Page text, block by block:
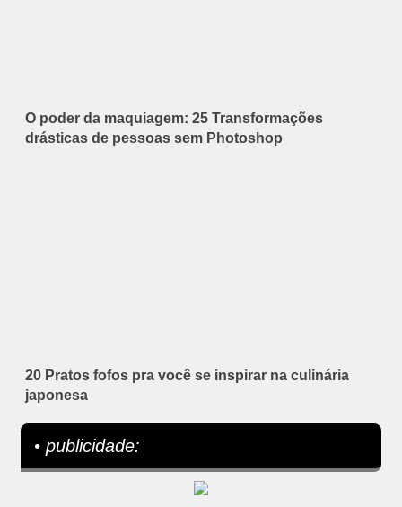
O poder da maquiagem: 25 Transformações
drásticas de pessoas sem Photoshop
20 Pratos fofos pra você se inspirar na culinária
japonesa
• publicidade: